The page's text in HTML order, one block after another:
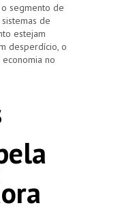
segmento de
de
estejam
desperdício, o
no